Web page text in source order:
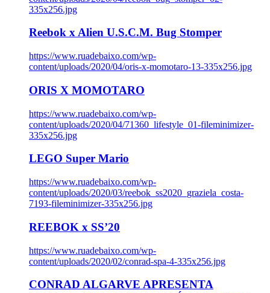
335x256.jpg
Reebok x Alien U.S.C.M. Bug Stomper
https://www.ruadebaixo.com/wp-
content/uploads/2020/04/oris-x-momotaro-13-335x256.jpg
ORIS X MOMOTARO
https://www.ruadebaixo.com/wp-
content/uploads/2020/04/71360_lifestyle_01-fileminimizer-
335x256.jpg
LEGO Super Mario
https://www.ruadebaixo.com/wp-
content/uploads/2020/03/reebok_ss2020_graziela_costa-
7193-fileminimizer-335x256.jpg
REEBOK x SS’20
https://www.ruadebaixo.com/wp-
content/uploads/2020/02/conrad-spa-4-335x256.jpg
CONRAD ALGARVE APRESENTA